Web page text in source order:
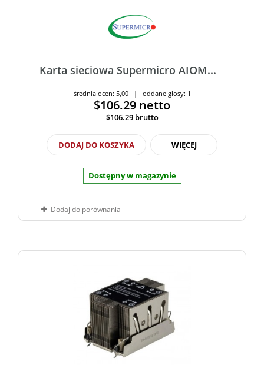
Karta sieciowa Supermicro AIOM...
średnia ocen: 5,00 | oddane głosy: 1
$106.29 netto
$106.29 brutto
DODAJ DO KOSZYKA WIĘCEJ
Dostępny w magazynie
Dodaj do porównania